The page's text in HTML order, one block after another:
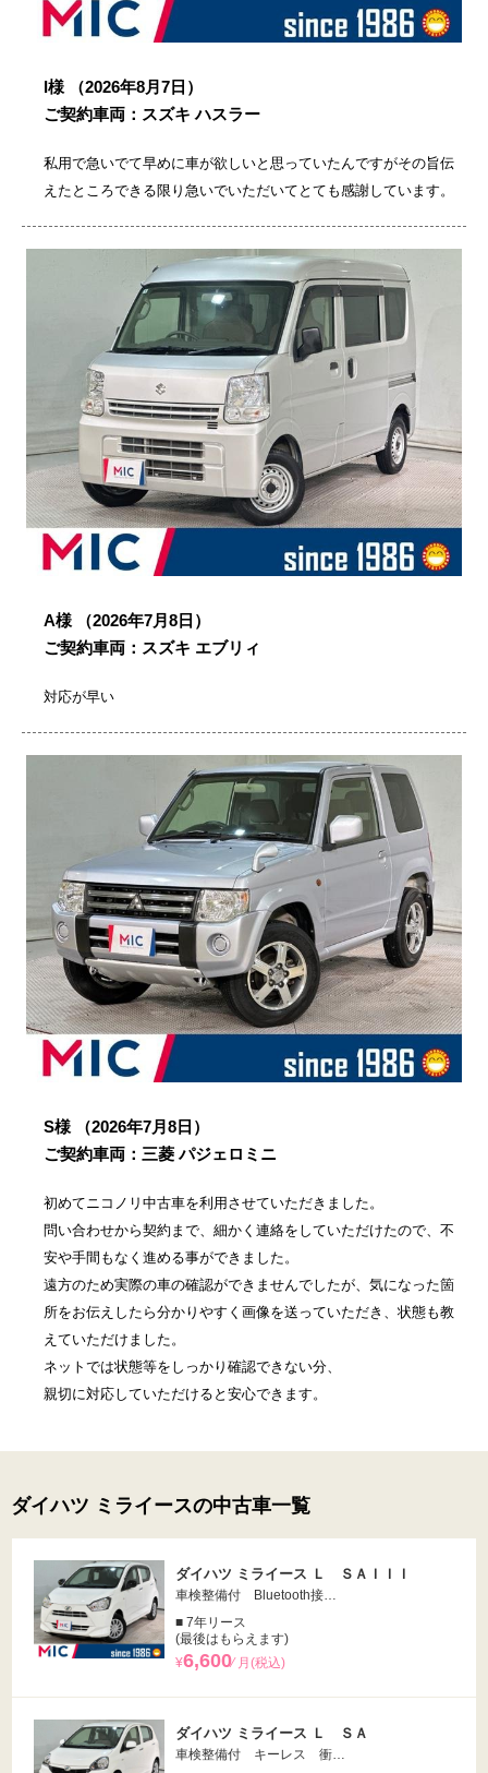
I様
（2026年8月7日）
ご契約車両：スズキ ハスラー
私用で急いでて早めに車が欲しいと思っていたんですがその旨伝
えたところできる限り急いでいただいてとても感謝しています。
A様
（2026年7月8日）
ご契約車両：スズキ エブリィ
対応が早い
S様
（2026年7月8日）
ご契約車両：三菱 パジェロミニ
初めてニコノリ中古車を利用させていただきました。
問い合わせから契約まで、細かく連絡をしていただけたので、不
安や手間もなく進める事ができました。
遠方のため実際の車の確認ができませんでしたが、気になった箇
所をお伝えしたら分かりやすく画像を送っていただき、状態も教
えていただけました。
ネットでは状態等をしっかり確認できない分、
親切に対応していただけると安心できます。
ダイハツ ミライースの中古車一覧
ダイハツ ミライース Ｌ ＳＡＩＩＩ
車検整備付 Bluetooth接…
■ 7年リース
(最後はもらえます)
¥6,600⁄ 月(税込)
ダイハツ ミライース Ｌ ＳＡ
車検整備付 キーレス 衝…